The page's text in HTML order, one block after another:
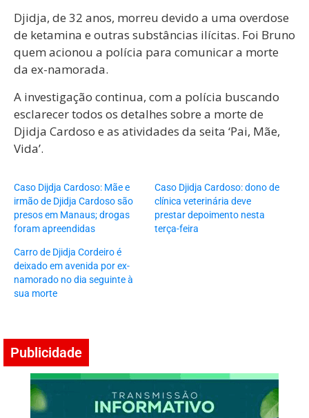
Djidja, de 32 anos, morreu devido a uma overdose
de ketamina e outras substâncias ilícitas. Foi Bruno
quem acionou a polícia para comunicar a morte
da ex-namorada.
A investigação continua, com a polícia buscando
esclarecer todos os detalhes sobre a morte de
Djidja Cardoso e as atividades da seita ‘Pai, Mãe,
Vida’.
Caso Dijdja Cardoso: Mãe e
irmão de Djidja Cardoso são
presos em Manaus; drogas
foram apreendidas
Caso Djidja Cardoso: dono de
clínica veterinária deve
prestar depoimento nesta
terça-feira
Carro de Djidja Cordeiro é
deixado em avenida por ex-
namorado no dia seguinte à
sua morte
Publicidade